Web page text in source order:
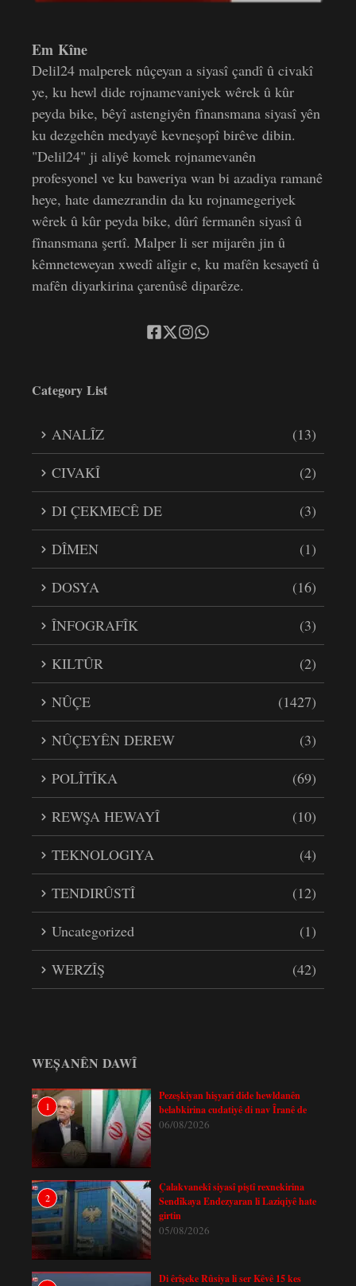
Em Kîne
Delil24 malperek nûçeyan a siyasî çandî û civakî
ye, ku hewl dide rojnamevaniyek wêrek û kûr
peyda bike, bêyî astengiyên fînansmana siyasî yên
ku dezgehên medyayê kevneşopî birêve dibin.
"Delil24" ji aliyê komek rojnamevanên
profesyonel ve ku baweriya wan bi azadiya ramanê
heye, hate damezrandin da ku rojnamegeriyek
wêrek û kûr peyda bike, dûrî fermanên siyasî û
fînansmana şertî. Malper li ser mijarên jin û
kêmneteweyan xwedî alîgir e, ku mafên kesayetî û
mafên diyarkirina çarenûsê diparêze.
Category List
ANALÎZ
(13)
CIVAKÎ
(2)
DI ÇEKMECÊ DE
(3)
DÎMEN
(1)
DOSYA
(16)
ÎNFOGRAFÎK
(3)
KILTÛR
(2)
NÛÇE
(1427)
NÛÇEYÊN DEREW
(3)
POLÎTÎKA
(69)
REWŞA HEWAYÎ
(10)
TEKNOLOGIYA
(4)
TENDIRÛSTÎ
(12)
Uncategorized
(1)
WERZÎŞ
(42)
WEȘANÊN DAWÎ
1
Pezeşkiyan hişyarî dide hewldanên
belabkirina cudatiyê di nav Îranê de
06/08/2026
2
Çalakvanekî siyasî piştî rexnekirina
Sendîkaya Endezyaran li Laziqiyê hate
girtin
05/08/2026
Di êrîşeke Rûsiya li ser Kêvê 15 kes